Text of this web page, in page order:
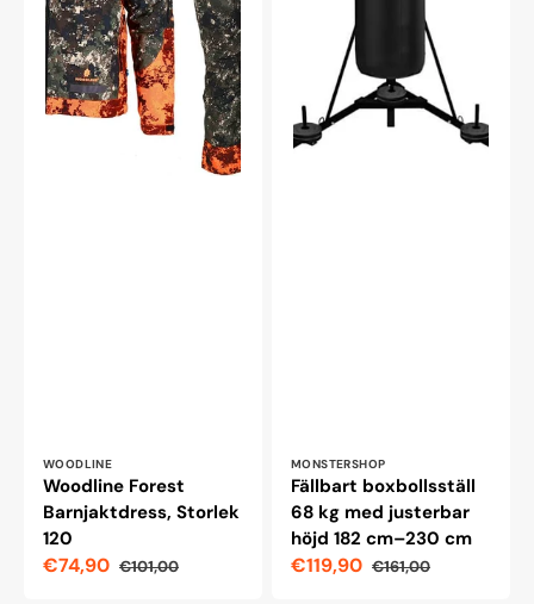
Leverantör:
WOODLINE
Woodline Forest
Barnjaktdress, Storlek
120
Reapris
€74,90
Ordinarie
€101,00
Leverantör:
MONSTERSHOP
Fällbart boxbollsställ
68 kg med justerbar
höjd 182 cm–230 cm
Reapris
€119,90
Ordinarie
€161,00